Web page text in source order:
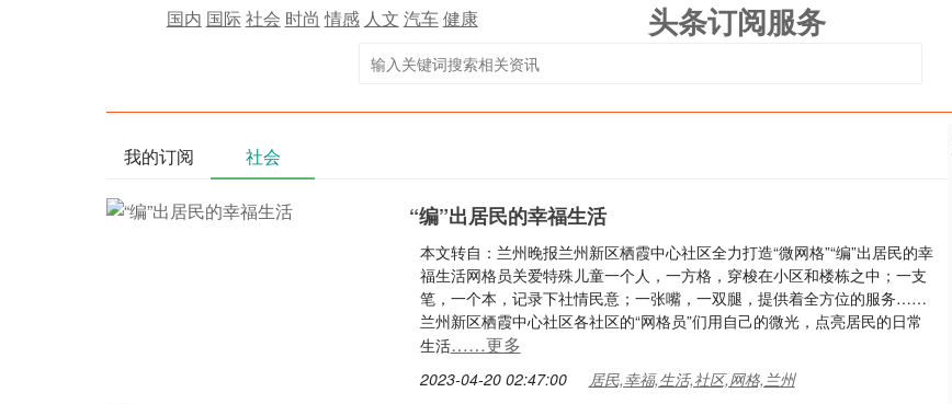
国内 国际社会 时尚 情感 人文 汽车健康 头条订阅服务
我的订阅 社会
“编”出居民的幸福生活
本文转自：兰州晚报兰州新区栖霞中心社区全力打造“微网格”“编”出居民的幸
福生活网格员关爱特殊儿童一个人，一方格，穿梭在小区和楼栋之中；一支
笔，一个本，记录下社情民意；一张嘴，一双腿，提供着全方位的服务……
兰州新区栖霞中心社区各社区的“网格员”们用自己的微光，点亮居民的日常
生活……更多
2023-04-20 02:47:00 居民,幸福,生活,社区,网格,兰州